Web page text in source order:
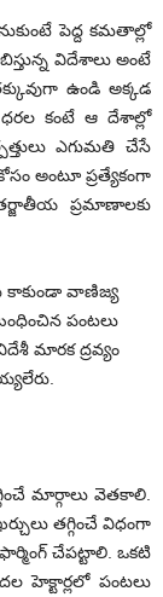
పెద్ద కమతాల్లో
విదేశాలు అంటే
ఉండి అక్కడ
కంటే ఆ దేశాల్లో
ఎగుమతి చేసే
అంటూ ప్రత్యేకంగా
ప్రమాణాలకు
కాకుండా వాణిజ్య
పంటలు
మారక ద్రవ్యం
మార్గాలు వెతకాలి.
తగ్గించే విధంగా
చేపట్టాలి. ఒకటి
హెక్టార్లలో పంటలు